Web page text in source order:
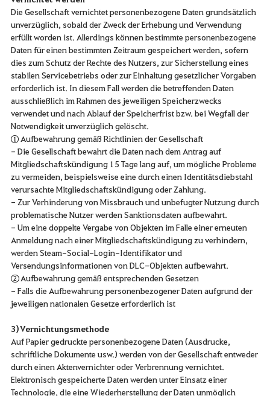
Die Gesellschaft vernichtet personenbezogene Daten grundsätzlich
unverzüglich, sobald der Zweck der Erhebung und Verwendung
erfüllt worden ist. Allerdings können bestimmte personenbezogene
Daten für einen bestimmten Zeitraum gespeichert werden, sofern
dies zum Schutz der Rechte des Nutzers, zur Sicherstellung eines
stabilen Servicebetriebs oder zur Einhaltung gesetzlicher Vorgaben
erforderlich ist. In diesem Fall werden die betreffenden Daten
ausschließlich im Rahmen des jeweiligen Speicherzwecks
verwendet und nach Ablauf der Speicherfrist bzw. bei Wegfall der
Notwendigkeit unverzüglich gelöscht.
① Aufbewahrung gemäß Richtlinien der Gesellschaft
- Die Gesellschaft bewahrt die Daten nach dem Antrag auf
Mitgliedschaftskündigung 15 Tage lang auf, um mögliche Probleme
zu vermeiden, beispielsweise eine durch einen Identitätsdiebstahl
verursachte Mitgliedschaftskündigung oder Zahlung.
- Zur Verhinderung von Missbrauch und unbefugter Nutzung durch
problematische Nutzer werden Sanktionsdaten aufbewahrt.
- Um eine doppelte Vergabe von Objekten im Falle einer erneuten
Anmeldung nach einer Mitgliedschaftskündigung zu verhindern,
werden Steam-Social-Login-Identifikator und
Versendungsinformationen von DLC-Objekten aufbewahrt.
② Aufbewahrung gemäß entsprechenden Gesetzen
- Falls die Aufbewahrung personenbezogener Daten aufgrund der
jeweiligen nationalen Gesetze erforderlich ist
3) Vernichtungsmethode
Auf Papier gedruckte personenbezogene Daten (Ausdrucke,
schriftliche Dokumente usw.) werden von der Gesellschaft entweder
durch einen Aktenvernichter oder Verbrennung vernichtet.
Elektronisch gespeicherte Daten werden unter Einsatz einer
Technologie, die eine Wiederherstellung der Daten unmöglich